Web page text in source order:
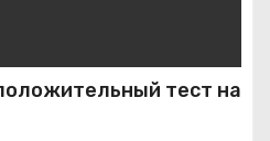
тест на